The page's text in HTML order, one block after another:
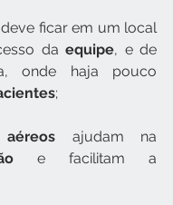
ficar em um local
da equipe, e de
onde haja pouco
;